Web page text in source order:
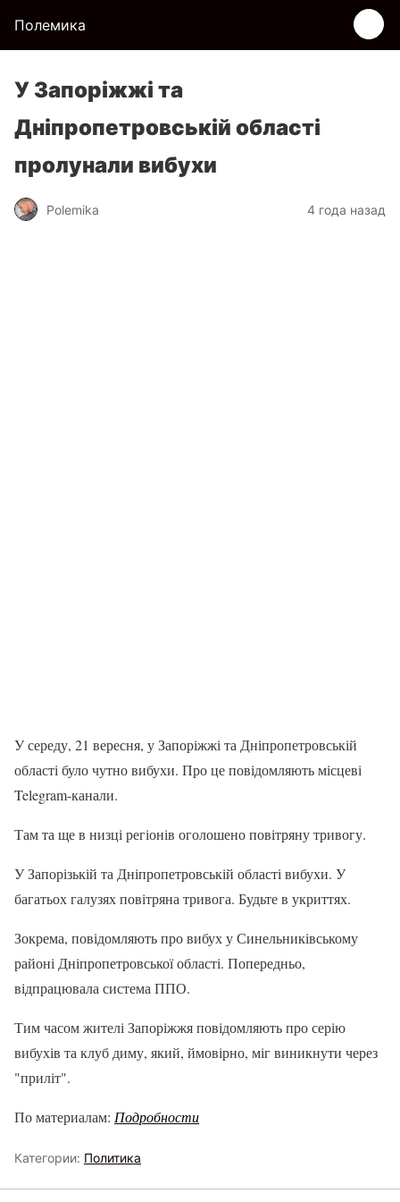
Полемика
У Запоріжжі та
Дніпропетровській області
пролунали вибухи
Polemika 4 года назад
У середу, 21 вересня, у Запоріжжі та Дніпропетровській
області було чутно вибухи. Про це повідомляють місцеві
Telegram-канали.
Там та ще в низці регіонів оголошено повітряну тривогу.
У Запорізькій та Дніпропетровській області вибухи. У
багатьох галузях повітряна тривога. Будьте в укриттях.
Зокрема, повідомляють про вибух у Синельниківському
районі Дніпропетровської області. Попередньо,
відпрацювала система ППО.
Тим часом жителі Запоріжжя повідомляють про серію
вибухів та клуб диму, який, ймовірно, міг виникнути через
"приліт".
По материалам: Подробности
Категории: Политика